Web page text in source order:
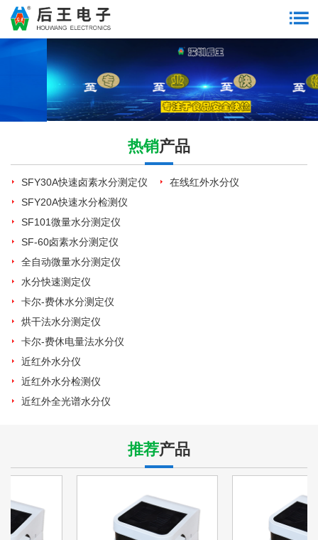
热销产品
SFY30A快速卤素水分测定仪
SFY20A快速水分检测仪
SF101微量水分测定仪
SF-60卤素水分测定仪
全自动微量水分测定仪
水分快速测定仪
卡尔-费休水分测定仪
烘干法水分测定仪
卡尔-费休电量法水分仪
近红外水分仪
近红外水分检测仪
近红外全光谱水分仪
在线红外水分仪
推荐产品